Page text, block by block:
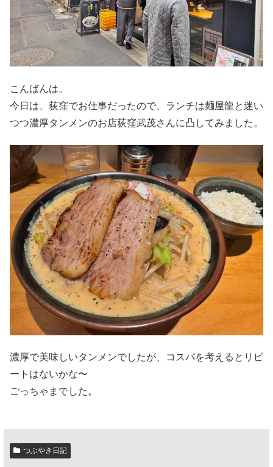
こんばんは。
今日は、荻窪でお仕事だったので、ランチは麺屋龍と迷い
つつ濃厚タンメンのお店荻窪武茂さんに凸してみました。
濃厚で美味しいタンメンでしたが、コスパを考えるとリピ
ートはないかな〜
ごっちゃまでした。
つぶやき日記